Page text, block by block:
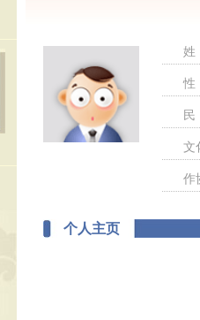
文
作
个人主页